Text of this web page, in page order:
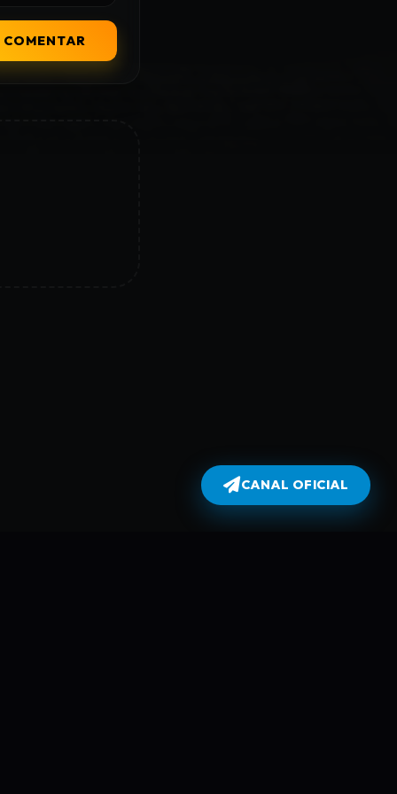
COMENTAR
CANAL OFICIAL